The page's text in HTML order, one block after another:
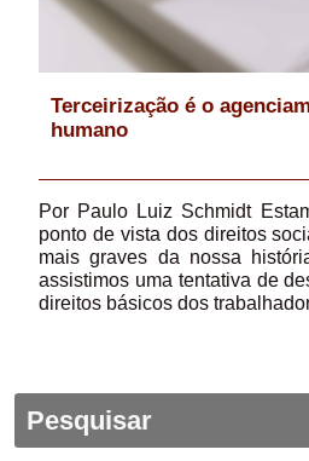
Terceirização é o
humano
Por Paulo Luiz Schmidt
ponto de vista dos direitos
mais graves da nossa
assistimos uma tentativa de
direitos básicos dos
Pesquisar